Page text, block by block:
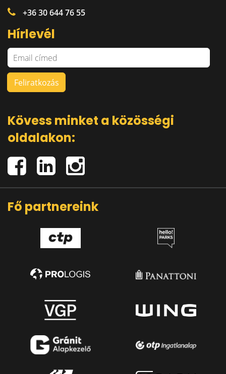
+36 30 644 76 55
Hírlevél
Kövess minket a közösségi
oldalakon:
Fő partnereink